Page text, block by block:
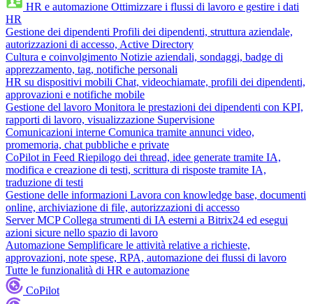
HR e automazione Ottimizzare i flussi di lavoro e gestire i dati
HR
Gestione dei dipendenti Profili dei dipendenti, struttura aziendale,
autorizzazioni di accesso, Active Directory
Cultura e coinvolgimento Notizie aziendali, sondaggi, badge di
apprezzamento, tag, notifiche personali
HR su dispositivi mobili Chat, videochiamate, profili dei dipendenti,
approvazioni e notifiche mobile
Gestione del lavoro Monitora le prestazioni dei dipendenti con KPI,
rapporti di lavoro, visualizzazione Supervisione
Comunicazioni interne Comunica tramite annunci video,
promemoria, chat pubbliche e private
CoPilot in Feed Riepilogo dei thread, idee generate tramite IA,
modifica e creazione di testi, scrittura di risposte tramite IA,
traduzione di testi
Gestione delle informazioni Lavora con knowledge base, documenti
online, archiviazione di file, autorizzazioni di accesso
Server MCP Collega strumenti di IA esterni a Bitrix24 ed esegui
azioni sicure nello spazio di lavoro
Automazione Semplificare le attività relative a richieste,
approvazioni, note spese, RPA, automazione dei flussi di lavoro
Tutte le funzionalità di HR e automazione
CoPilot